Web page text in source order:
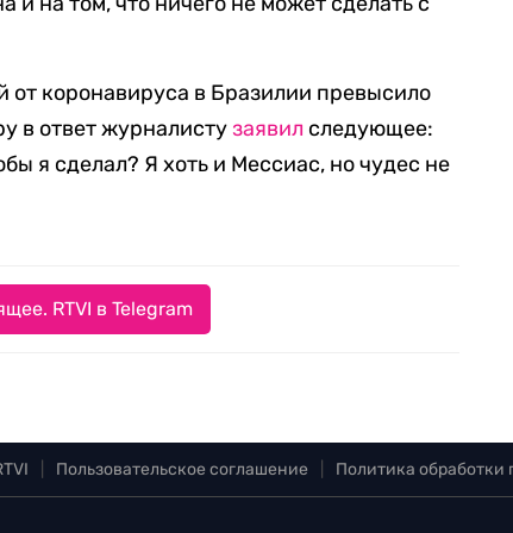
от коронавируса в Бразилии превысило
в ответ журналистузаявил следующее:
я сделал? Я хоть и Мессиас, но чудес не
RTVI в Telegram
Пользовательское соглашение Политика